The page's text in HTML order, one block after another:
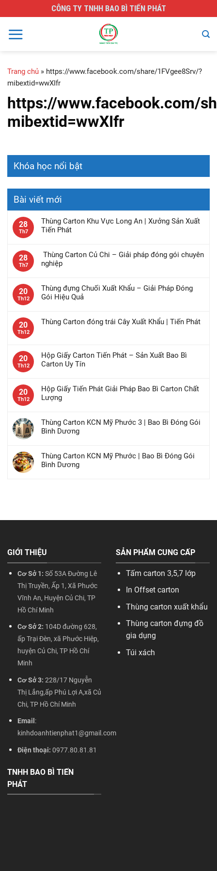
to
content
CÔNG TY TNHH BAO BÌ TIẾN PHÁT
Trang chủ » https://www.facebook.com/share/1FVgee8Srv/?
mibextid=wwXIfr
https://www.facebook.com/
mibextid=wwXIfr
Khóa học nổi bật
Bài viết mới
28
Th7
Thùng Carton Khu Vực Long An | Xưởng Sản Xuất
Tiến Phát
28
Th7
Thùng Carton Củ Chi – Giải pháp đóng gói chuyên
nghiệp
20
Th12
Thùng đựng Chuối Xuất Khẩu – Giải Pháp Đóng
Gói Hiệu Quả
20
Th12
Thùng Carton đóng trái Cây Xuất Khẩu | Tiến Phát
20
Th12
Hộp Giấy Carton Tiến Phát – Sản Xuất Bao Bì
Carton Uy Tín
20
Th12
Hộp Giấy Tiến Phát Giải Pháp Bao Bì Carton Chất
Lượng
Thùng Carton KCN Mỹ Phước 3 | Bao Bì Đóng Gói
Bình Dương
Thùng Carton KCN Mỹ Phước | Bao Bì Đóng Gói
Bình Dương
GIỚI THIỆU
Cơ Sở 1: Số 53A Đường Lê
Thị Truyền, Ấp 1, Xã Phước
Vĩnh An, Huyện Củ Chi, TP
Hồ Chí Minh
Cơ Sở 2: 104D đường 628,
ấp Trại Đèn, xã Phước Hiệp,
huyện Củ Chi, TP Hồ Chí
Minh
Cơ Sở 3: 228/17 Nguyễn
Thị Lắng,ấp Phú Lợi A,xã Củ
Chi, TP Hồ Chí Minh
Email :
kinhdoanhtienphat1@gmail.com
Điện thoại: 0977.80.81.81
SẢN PHẨM CUNG CẤP
Tấm carton 3,5,7 lớp
In Offset carton
Thùng carton xuất khẩu
Thùng carton đựng đồ
gia dụng
Túi xách
TNHH BAO BÌ TIẾN
PHÁT